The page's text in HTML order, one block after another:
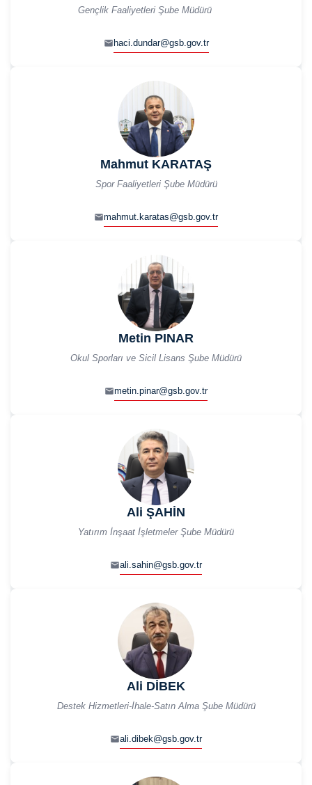
Gençlik Faaliyetleri Şube Müdürü
haci.dundar@gsb.gov.tr
Mahmut KARATAŞ
Spor Faaliyetleri Şube Müdürü
mahmut.karatas@gsb.gov.tr
Metin PINAR
Okul Sporları ve Sicil Lisans Şube Müdürü
metin.pinar@gsb.gov.tr
Ali ŞAHİN
Yatırım İnşaat İşletmeler Şube Müdürü
ali.sahin@gsb.gov.tr
Ali DİBEK
Destek Hizmetleri-İhale-Satın Alma Şube Müdürü
ali.dibek@gsb.gov.tr